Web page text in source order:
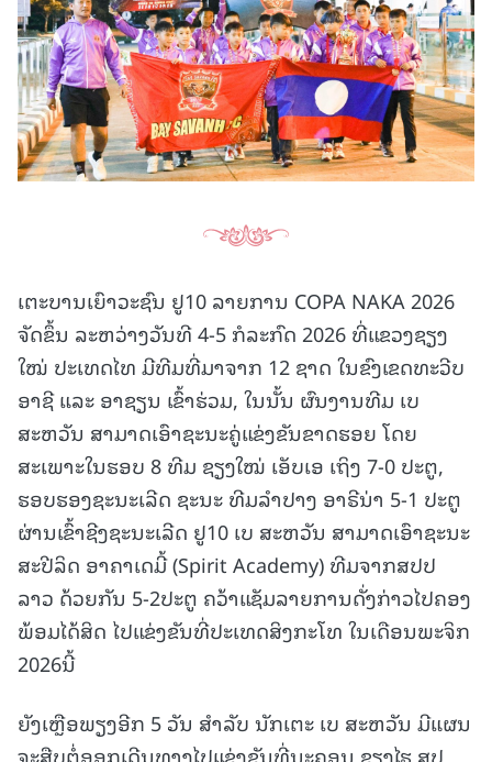
ເຕະບານເຍົາວະຊົນ ຢູ10 ລາຍການ COPA NAKA 2026
ຈັດຂຶ້ນ ລະຫວ່າງວັນທີ 4-5 ກໍລະກົດ 2026 ທີ່ແຂວງຊຽງ
ໃໝ່ ປະເທດໄທ ມີທີມທີ່ມາຈາກ 12 ຊາດ ໃນຂົງເຂດທະວີບ
ອາຊີ ແລະ ອາຊຽນ ເຂົ້າຮ່ວມ, ໃນນັ້ນ ຜົນງານທີມ ເບ
ສະຫວັນ ສາມາດເອົາຊະນະຄູ່ແຂ່ງຂັນຂາດຮອຍ ໂດຍ
ສະເພາະໃນຮອບ 8 ທີມ ຊຽງໃໝ່ ເອັບເອ ເຖິງ 7-0 ປະຕູ,
ຮອບຮອງຊະນະເລີດ ຊະນະ ທີມລຳປາງ ອາຣີນ່າ 5-1 ປະຕູ
ຜ່ານເຂົ້າຊີງຊະນະເລີດ ຢູ10 ເບ ສະຫວັນ ສາມາດເອົາຊະນະ
ສະປີລິດ ອາຄາເດມີ້ (Spirit Academy) ທີມຈາກສປປ
ລາວ ດ້ວຍກັນ 5-2ປະຕູ ຄວ້າແຊັມລາຍການດັ່ງກ່າວໄປຄອງ
ພ້ອມໄດ້ສິດ ໄປແຂ່ງຂັນທີ່ປະເທດສິງກະໂທ ໃນເດືອນພະຈິກ
2026ນີ້
ຍັງເຫຼືອພຽງອີກ 5 ວັນ ສຳລັບ ນັກເຕະ ເບ ສະຫວັນ ມີແຜນ
ຈະສືບຕໍ່ອອກເດີນທາງໄປແຂ່ງຂັນທີ່ນະຄອນ ຊຽງໄຮ ສປ